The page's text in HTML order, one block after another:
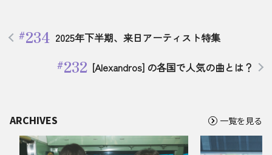
234 2025年下半期、来日アーティスト特集
232 [Alexandros] の各国で人気の曲とは？
ARCHIVES 一覧を見る